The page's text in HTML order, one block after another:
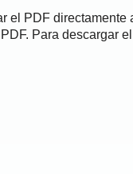
el PDF directamente
Para descargar